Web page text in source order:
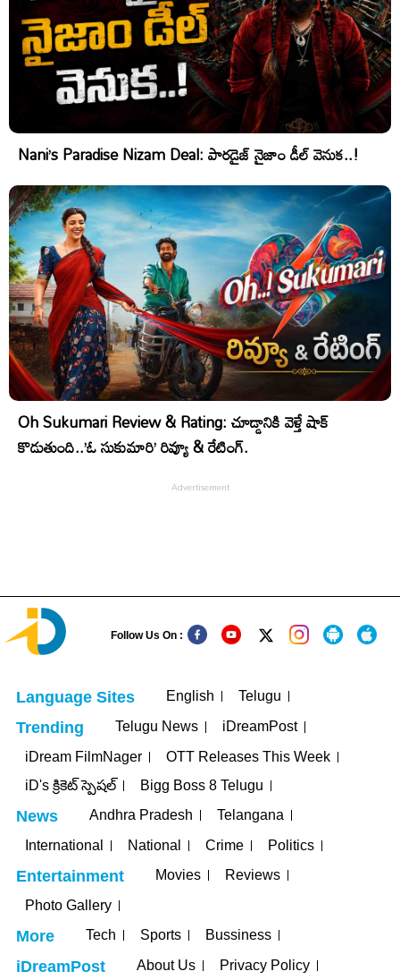
Nani’s Paradise Nizam Deal: పారడైజ్ నైజాం డీల్ వెనుక..!
Oh Sukumari Review & Rating: చూడ్డానికి వెళ్తే షాక్
కొడుతుంది..’ఓ సుకుమారి’ రివ్యూ & రేటింగ్.
Follow Us On :
Language Sites English Telugu
Trending Telugu News
iDreamPost
iDream FilmNager
OTT Releases This Week
iD's క్రికెట్ స్పెషల్
Bigg Boss 8 Telugu
News Andhra Pradesh
Telangana
International
National Crime Politics
Entertainment Movies
Reviews
Photo Gallery
More Tech Sports Bussiness
iDreamPost About Us Privacy Policy